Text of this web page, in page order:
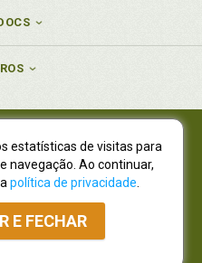
77.535.508/0001-19
01.701.561/0001-80
7665, São Lourenço |
CEP 82210-310
Atacado: (41) 4009-3939
via Whatsapp
estatísticas de visitas para
navegação. Ao continuar,
política de privacidade
E FECHAR